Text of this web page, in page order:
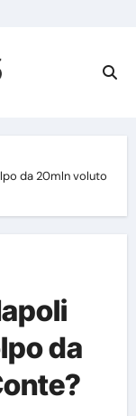
da 20mln voluto
da